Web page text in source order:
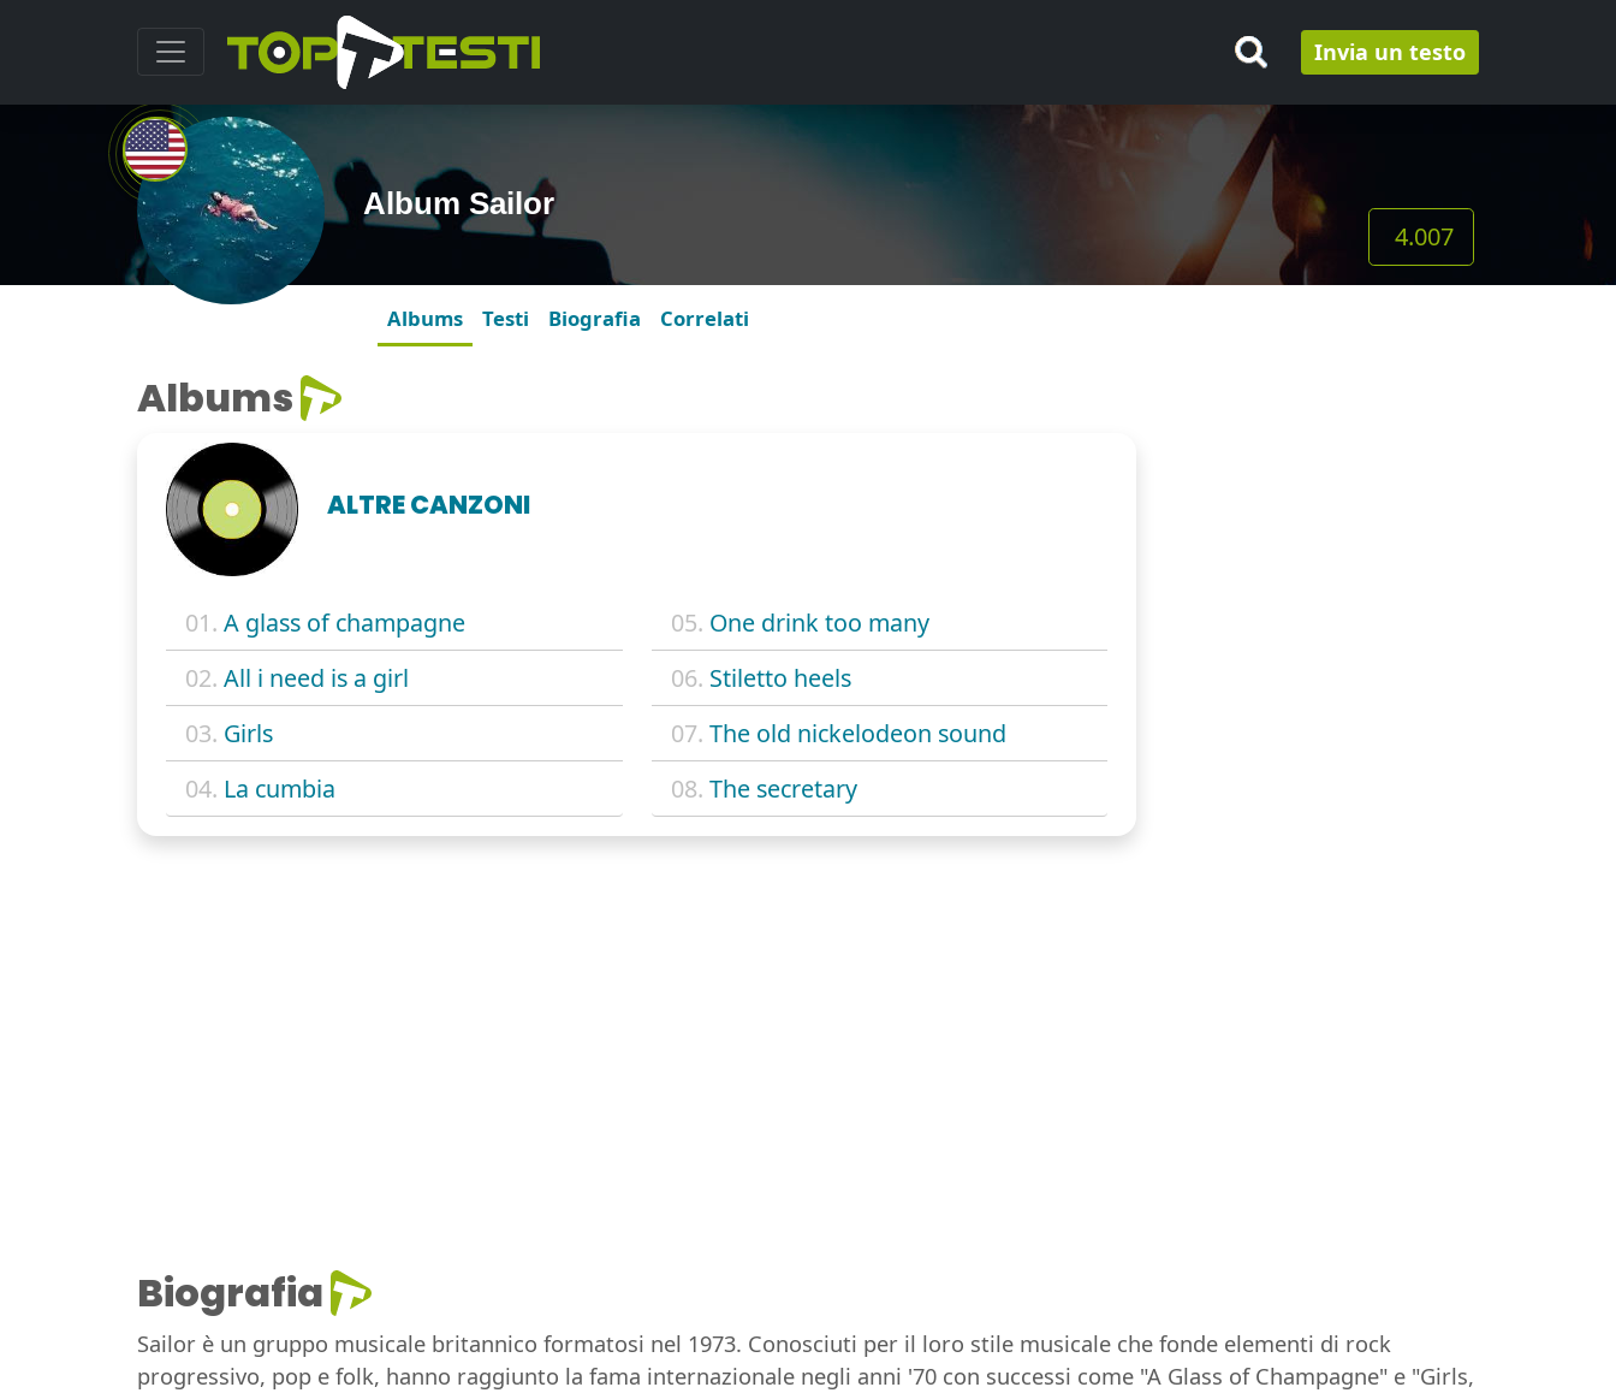
Invia un testo
Album Sailor
4.007
Albums Testi Biografia Correlati
Albums
ALTRE CANZONI
01. A glass of champagne
02. All i need is a girl
03. Girls
04. La cumbia
05. One drink too many
06. Stiletto heels
07. The old nickelodeon sound
08. The secretary
Biografia
Sailor è un gruppo musicale britannico formatosi nel 1973. Conosciuti per il loro stile musicale che fonde elementi di rock
progressivo, pop e folk, hanno raggiunto la fama internazionale negli anni '70 con successi come "A Glass of Champagne" e "Girls,